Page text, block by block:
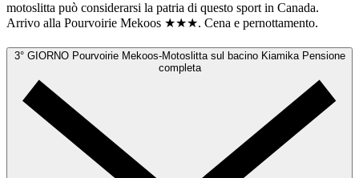
motoslitta può considerarsi la patria di questo sport in Canada.
Arrivo alla Pourvoirie Mekoos ★★★. Cena e pernottamento.
3° GIORNO Pourvoirie Mekoos-Motoslitta sul bacino Kiamika Pensione
completa